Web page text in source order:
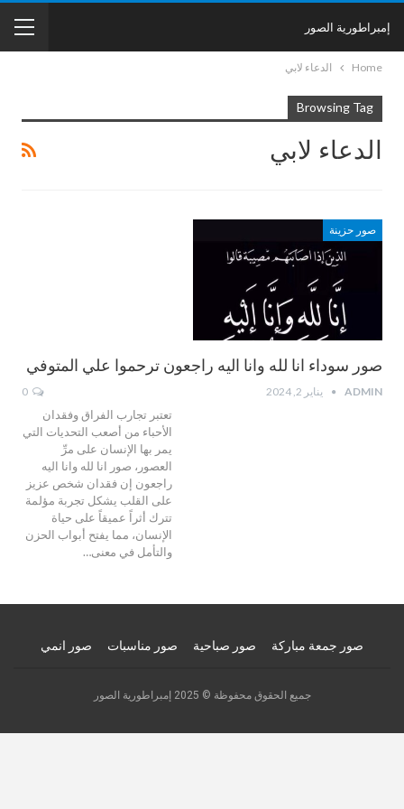
إمبراطورية الصور
Home الدعاء لابي
Browsing Tag
الدعاء لابي
صور حزينة
صور سوداء انا لله وانا اليه راجعون ترحموا علي المتوفي
ADMIN يناير 2, 2024
تعتبر تجارب الفراق وفقدان
الأحباء من أصعب التحديات التي
يمر بها الإنسان على مرِّ
العصور، صور انا لله وانا اليه
راجعون إن فقدان شخص عزيز
على القلب يشكل تجربة مؤلمة
تترك أثراً عميقاً على حياة
الإنسان، مما يفتح أبواب الحزن
والتأمل في معنى…
صور جمعة مباركة صور صباحية صور مناسبات صور انمي
جميع الحقوق محفوظة © 2025 إمبراطورية الصور